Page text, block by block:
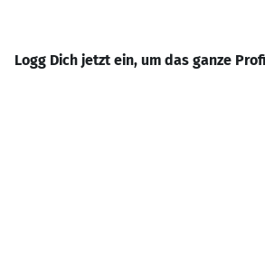
Logg Dich jetzt ein, um das ganze